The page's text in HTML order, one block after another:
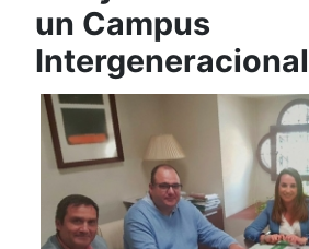
un Campus